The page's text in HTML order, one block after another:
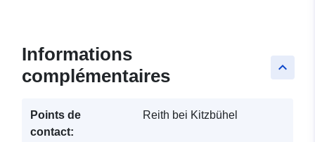
keyboard_arrow_up
Informations
complémentaires
Points de
contact:
Reith bei Kitzbühel